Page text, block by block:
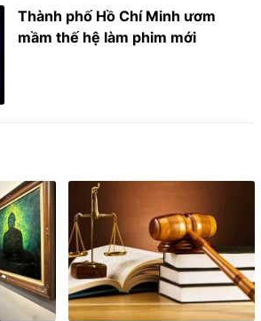
Thành phố Hồ Chí Minh ươm
mầm thế hệ làm phim mới